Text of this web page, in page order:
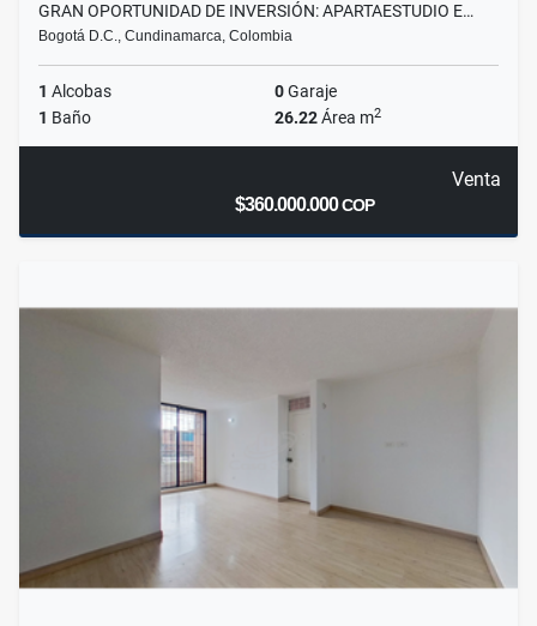
GRAN OPORTUNIDAD DE INVERSIÓN: APARTAESTUDIO E…
Bogotá D.C., Cundinamarca, Colombia
1 Alcobas 0Garaje
1 Baño 26.22Área m2
Venta
$360.000.000COP